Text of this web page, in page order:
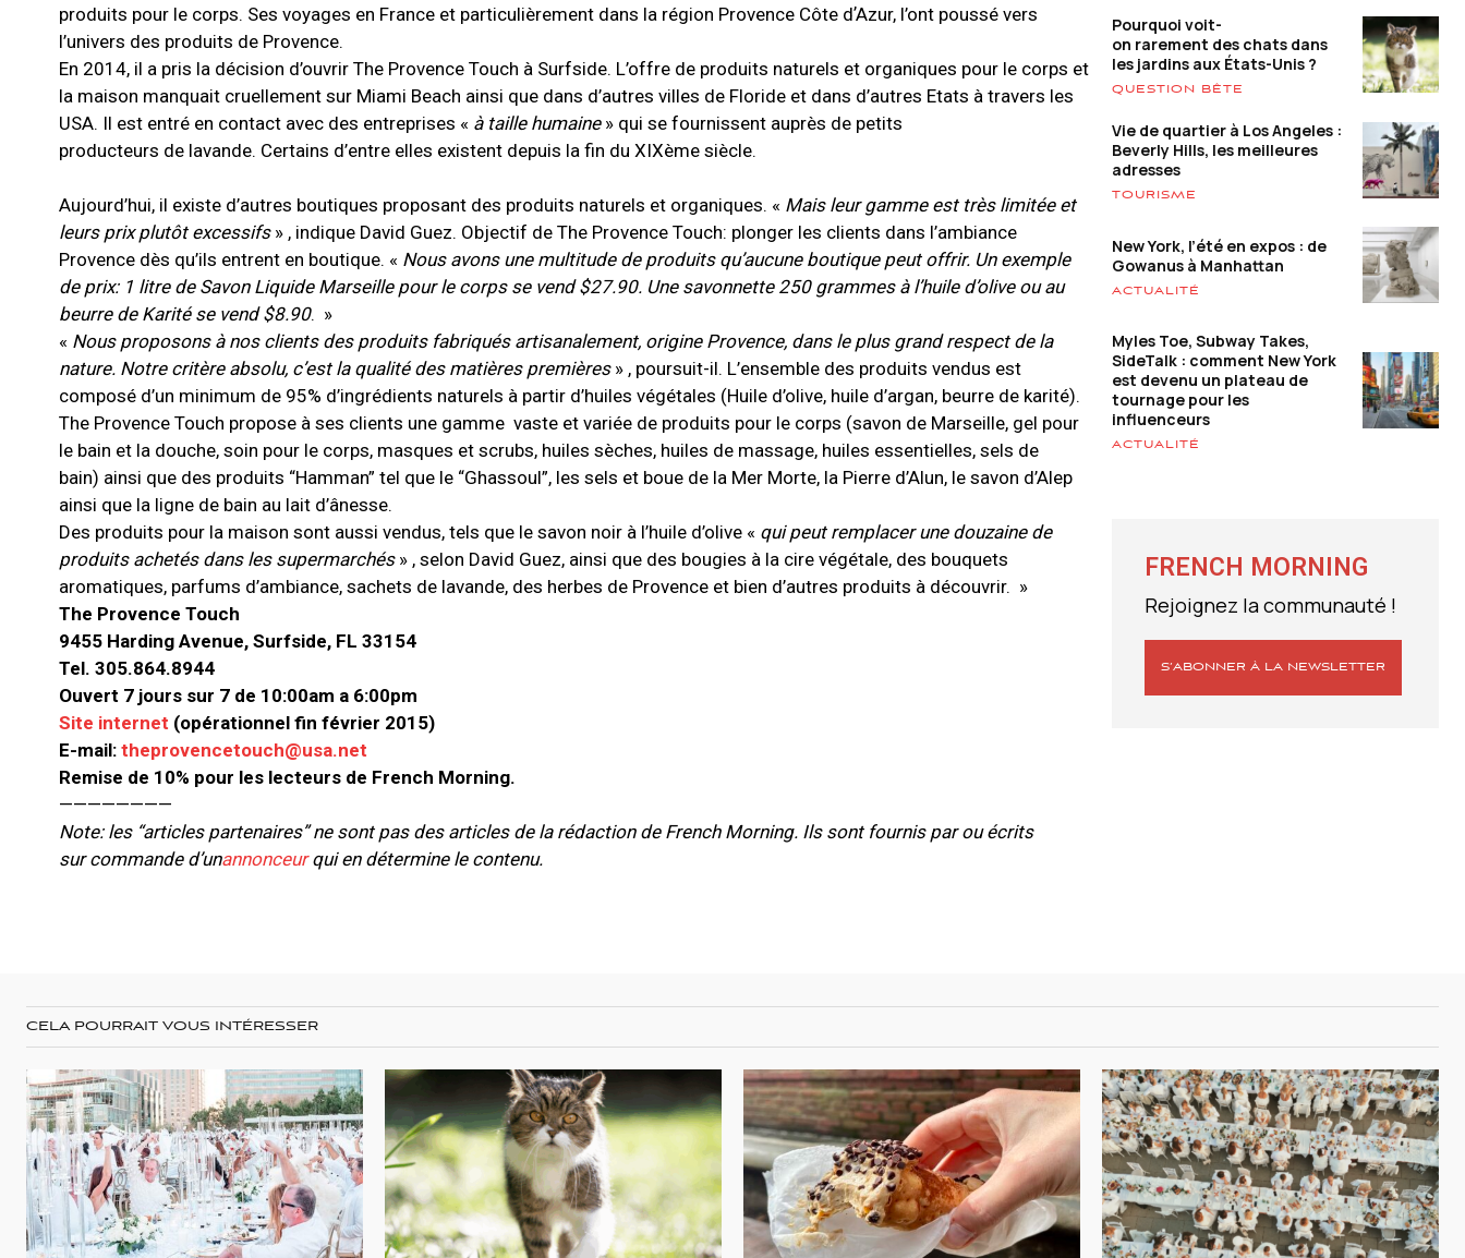
produits pour le corps. Ses voyages en France et particulièrement dans la région Provence Côte dʼAzur, l’ont poussé vers
l’univers des produits de Provence.
En 2014, il a pris la décision d’ouvrir The Provence Touch à Surfside. L’offre de produits naturels et organiques pour le corps et
la maison manquait cruellement sur Miami Beach ainsi que dans d’autres villes de Floride et dans d’autres Etats à travers les
USA. Il est entré en contact avec des entreprises « à taille humaine» qui se fournissent auprès de petits
producteurs de lavande. Certains d’entre elles existent depuis la fin du XIXème siècle.
Aujourd’hui, il existe d’autres boutiques proposant des produits naturels et organiques. « Mais leur gamme est très limitée et
leurs prix plutôt excessifs» , indique David Guez. Objectif de The Provence Touch: plonger les clients dans l’ambiance
Provence dès qu’ils entrent en boutique. « Nous avons une multitude de produits qu’aucune boutique peut offrir. Un exemple
de prix: 1 litre de Savon Liquide Marseille pour le corps se vend $27.90. Une savonnette 250 grammes à lʼhuile d’olive ou au
beurre de Karité se vend $8.90. »
« Nous proposons à nos clients des produits fabriqués artisanalement, origine Provence, dans le plus grand respect de la
nature. Notre critère absolu, c’est la qualité des matières premières» , poursuit-il. L’ensemble des produits vendus est
composé d’un minimum de 95% d’ingrédients naturels à partir d’huiles végétales (Huile d’olive, huile d’argan, beurre de karité).
The Provence Touch propose à ses clients une gamme vaste et variée de produits pour le corps (savon de Marseille, gel pour
le bain et la douche, soin pour le corps, masques et scrubs, huiles sèches, huiles de massage, huiles essentielles, sels de
bain) ainsi que des produits “Hamman” tel que le “Ghassoul”, les sels et boue de la Mer Morte, la Pierre d’Alun, le savon d’Alep
ainsi que la ligne de bain au lait d’ânesse.
Des produits pour la maison sont aussi vendus, tels que le savon noir à l’huile d’olive « qui peut remplacer une douzaine de
produits achetés dans les supermarchés» , selon David Guez, ainsi que des bougies à la cire végétale, des bouquets
aromatiques, parfums d’ambiance, sachets de lavande, des herbes de Provence et bien d’autres produits à découvrir. »
The Provence Touch
9455 Harding Avenue, Surfside, FL 33154
Tel. 305.864.8944
Ouvert 7 jours sur 7 de 10:00am a 6:00pm
Site internet (opérationnel fin février 2015)
E-mail: theprovencetouch@usa.net
Remise de 10% pour les lecteurs de French Morning.
————————
Note: les “articles partenaires” ne sont pas des articles de la rédaction de French Morning. Ils sont fournis par ou écrits
sur commande d’unannonceurqui en détermine le contenu.
Pourquoi voit-
on rarement des chats dans
les jardins aux États-Unis ?
QUESTION BÊTE
Vie de quartier à Los Angeles :
Beverly Hills, les meilleures
adresses
TOURISME
New York, l’été en expos : de
Gowanus à Manhattan
ACTUALITÉ
Myles Toe, Subway Takes,
SideTalk : comment New York
est devenu un plateau de
tournage pour les
influenceurs
ACTUALITÉ
FRENCH MORNING
Rejoignez la communauté !
S’ABONNER À LA NEWSLETTER
CELA POURRAIT VOUS INTÉRESSER